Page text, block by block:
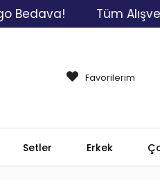
Tüm
Favorilerim
Setler Erkek